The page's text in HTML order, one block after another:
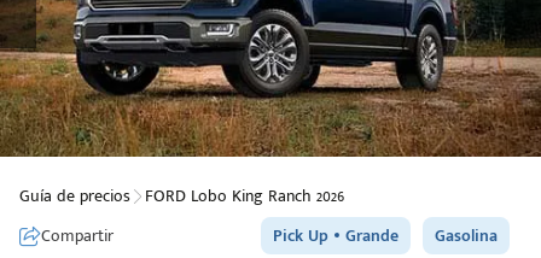
Guía de precios FORD Lobo King Ranch 2026
Compartir
Pick Up Grande Gasolina